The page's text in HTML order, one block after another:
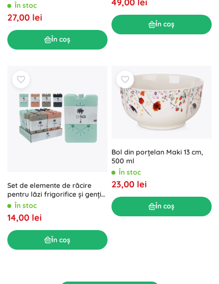
bumbac
În stoc
27,00 lei
În coș
În coș
Set de elemente de răcire
pentru lăzi frigorifice și genți
termo (2 buc.)
În stoc
14,00 lei
În coș
Bol din porțelan Maki 13 cm,
500 ml
În stoc
23,00 lei
În coș